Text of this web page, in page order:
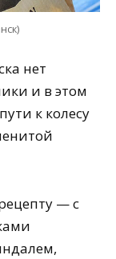
нет
и в этом
к колесу
— с